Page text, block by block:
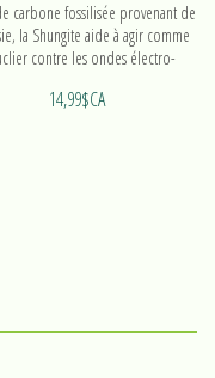
carbone fossilisée provenant de
la Shungite aide à agir comme
contre les ondes électro-
14,99$CA